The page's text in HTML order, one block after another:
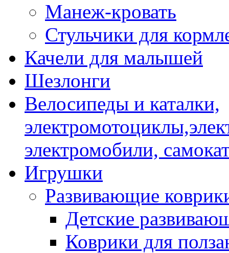
Манеж-кровать
Стульчики для
Качели для малышей
Шезлонги
Велосипеды и каталки,
электромобили,
Игрушки
Развивающие
Детские
Коврики для